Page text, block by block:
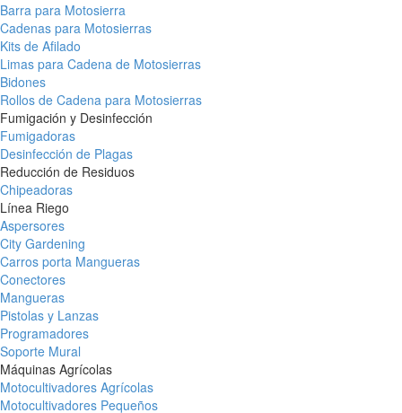
Barra para Motosierra
Cadenas para Motosierras
Kits de Afilado
Limas para Cadena de Motosierras
Bidones
Rollos de Cadena para Motosierras
Fumigación y Desinfección
Fumigadoras
Desinfección de Plagas
Reducción de Residuos
Chipeadoras
Línea Riego
Aspersores
City Gardening
Carros porta Mangueras
Conectores
Mangueras
Pistolas y Lanzas
Programadores
Soporte Mural
Máquinas Agrícolas
Motocultivadores Agrícolas
Motocultivadores Pequeños